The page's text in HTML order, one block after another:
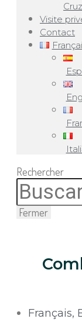
Cruz
Visite
Contact
Rechercher
Fermer
Français,